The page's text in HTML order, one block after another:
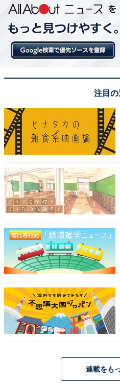
注目
連載をも